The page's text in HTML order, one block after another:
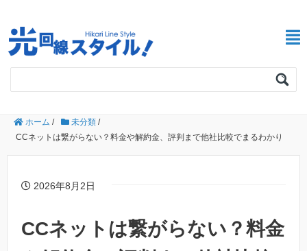
ホーム / 未分類 /
CCネットは繋がらない？料金や解約金、評判まで他社比較でまるわかり
2026年8月2日
CCネットは繋がらない？料金